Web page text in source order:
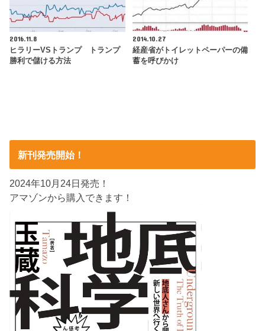
2016.11.8
ヒラリーVSトランプ トランプ
勝利で儲ける方法
2014.10.27
経産省がトイレットペーパーの備
蓄を呼びかけ
新刊発売開始！
2024年10月24日発売！
アマゾンから購入できます！